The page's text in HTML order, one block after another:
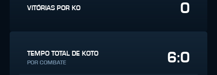
VITÓRIAS POR KO 0
TEMPO TOTAL DE KOTO
POR COMBATE 6:0